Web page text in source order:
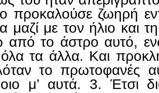
προκαλούσε ζωηρή
μαζί με τον ήλιο και
από το άστρο αυτό,
τα άλλα. Και
το πρωτοφανές
μ’ αυτά. 3. Έτσι